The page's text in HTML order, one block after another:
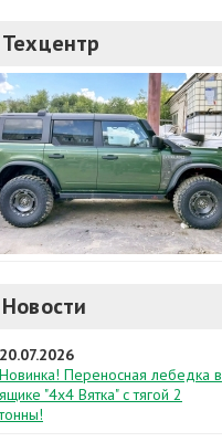
Техцентр
Новости
20.07.2026
Новинка! Переносная лебедка в
ящике "4х4 Вятка" с тягой 2
тонны!